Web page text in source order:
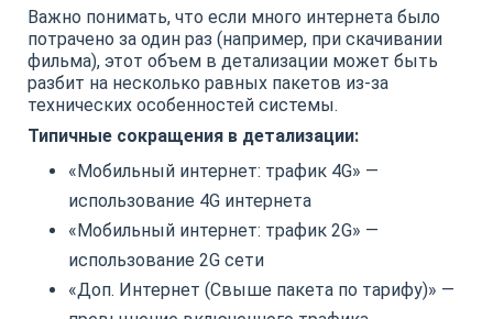
Важно понимать, что если много интернета было
потрачено за один раз (например, при скачивании
фильма), этот объем в детализации может быть
разбит на несколько равных пакетов из-за
технических особенностей системы.
Типичные сокращения в детализации:
«Мобильный интернет: трафик 4G» —
использование 4G интернета
«Мобильный интернет: трафик 2G» —
использование 2G сети
«Доп. Интернет (Свыше пакета по тарифу)» —